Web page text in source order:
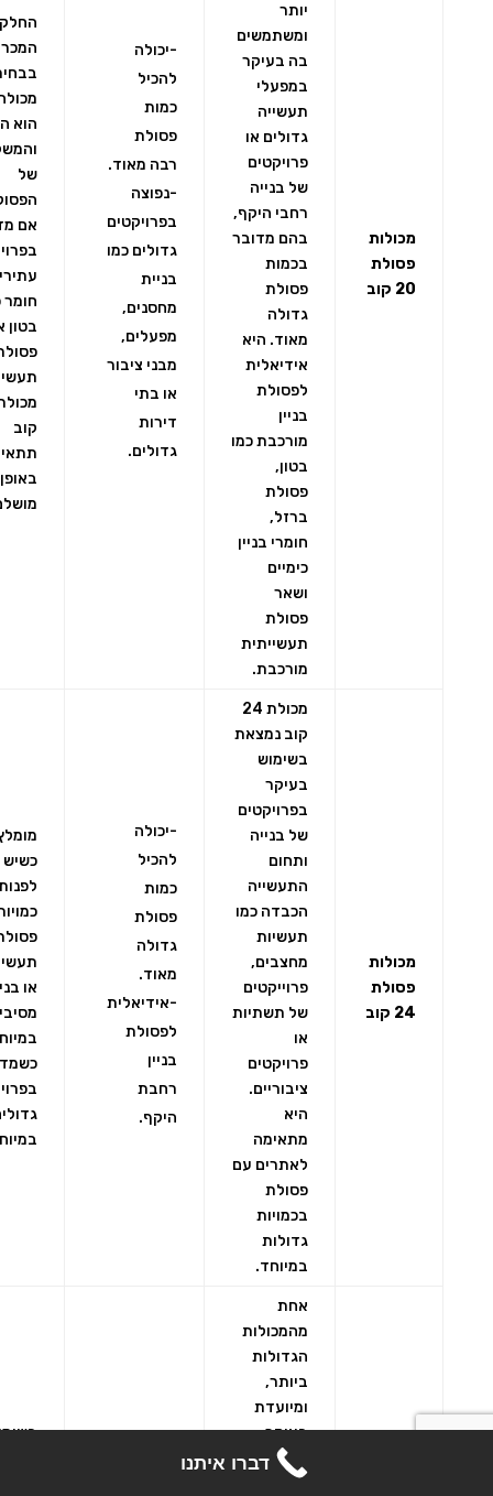
מכולות
פסולת
20 קוב
יותר
ומשתמשים
בה בעיקר
במפעלי
תעשייה
גדולים או
פרויקטים
של בנייה
רחבי היקף,
בהם מדובר
בכמות
פסולת
גדולה
מאוד. היא
אידיאלית
לפסולת
בניין
מורכבת כמו
בטון,
פסולת
ברזל,
חומרי בניין
כימיים
ושאר
פסולת
תעשייתית
מורכבת.
-יכולה
להכיל
כמות
פסולת
רבה מאוד.
-נפוצה
בפרויקטים
גדולים כמו
בניית
מחסנים,
מפעלים,
מבני ציבור
או בתי
דירות
גדולים.
החלק
הוא
של
אם
עתירי
חומר
בטון
קוב
באופן
מכולות
פסולת
24 קוב
מכולת 24
קוב נמצאת
בשימוש
בעיקר
בפרויקטים
של בנייה
ותחום
התעשייה
הכבדה כמו
תעשיות
מחצבים,
פרוייקטים
של תשתיות
או
פרויקטים
ציבוריים.
היא
מתאימה
לאתרים עם
פסולת
בכמויות
גדולות
במיוחד.
-יכולה
להכיל
כמות
פסולת
גדולה
מאוד.
-אידיאלית
לפסולת
בניין
רחבת
היקף.
כשיש
או
אחת
מהמכולות
הגדולות
ביותר,
ומיועדת
בעיקר
לפרויקטים
עתירי
דברו איתנו